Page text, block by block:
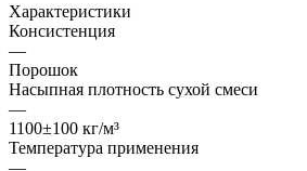
Характеристики
Консистенция
—
Порошок
Насыпная плотность сухой смеси
—
1100±100 кг/м³
Температура применения
—